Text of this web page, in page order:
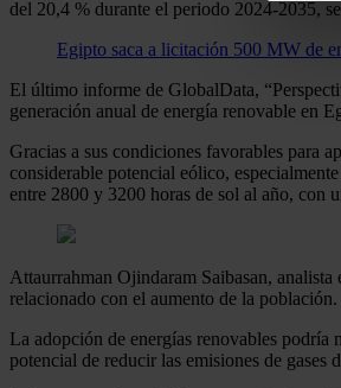
Las
redes
del 20,4 % durante el periodo 2024-2035,
Egipto saca a licitación 500 MW de
El último informe de GlobalData,
generación anual de energía renovable en
Gracias a sus condiciones favorables para
considerable potencial eólico,
entre 2800 y 3200 horas de sol al año, con
Attaurrahman Ojindaram Saibasan,
relacionado con el aumento de la
La adopción de energías renovables podría
potencial de reducir las emisiones de